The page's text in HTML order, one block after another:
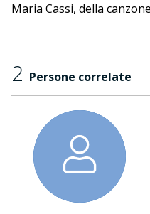
Maria Cassi, della
2 Persone correlate